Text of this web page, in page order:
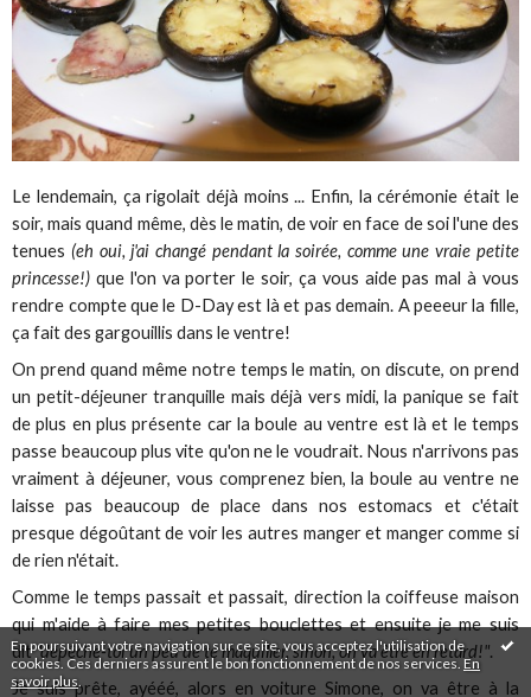
En poursuivant votre navigation sur ce site, vous acceptez l'utilisation de
cookies. Ces derniers assurent le bon fonctionnement de nos services.En
savoir plus
Le lendemain, ça rigolait déjà moins ... Enfin, la cérémonie était le
soir, mais quand même, dès le matin, de voir en face de soi l'une des
tenues (eh oui, j'ai changé pendant la soirée, comme une vraie petite
princesse!) que l'on va porter le soir, ça vous aide pas mal à vous
rendre compte que le D-Day est là et pas demain. A peeeur la fille,
ça fait des gargouillis dans le ventre!
On prend quand même notre temps le matin, on discute, on prend
un petit-déjeuner tranquille mais déjà vers midi, la panique se fait
de plus en plus présente car la boule au ventre est là et le temps
passe beaucoup plus vite qu'on ne le voudrait. Nous n'arrivons pas
vraiment à déjeuner, vous comprenez bien, la boule au ventre ne
laisse pas beaucoup de place dans nos estomacs et c'était
presque dégoûtant de voir les autres manger et manger comme si
de rien n'était.
Comme le temps passait et passait, direction la coiffeuse maison
qui m'aide à faire mes petites bouclettes et ensuite je me suis
dit"dépêche-toi un peu de te maquiller, sinon, on va être en retard!".
Je suis prête, ayééé, alors en voiture Simone, on va être à la